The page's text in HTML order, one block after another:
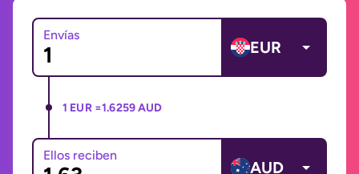
Envías
EUR
1 EUR =1.6259 AUD
Ellos reciben
AUD